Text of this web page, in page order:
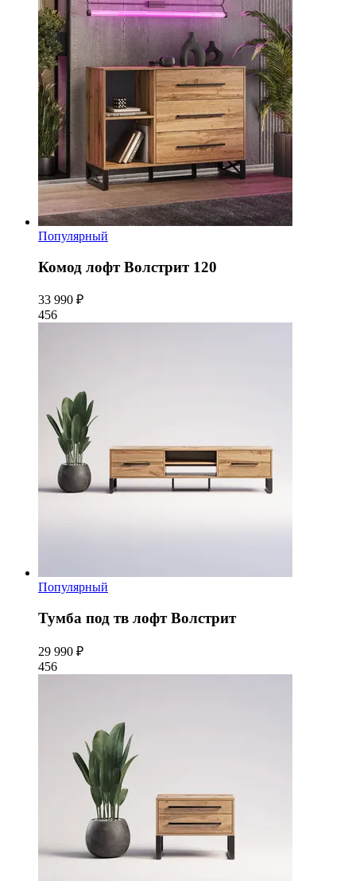
Популярный
Комод лофт Волстрит 120
33 990 ₽
456
Популярный
Тумба под тв лофт Волстрит
29 990 ₽
456